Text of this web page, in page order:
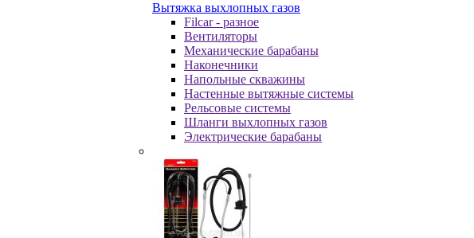
Вытяжка выхлопных газов
Filcar - разное
Вентиляторы
Механические барабаны
Наконечники
Напольные скважины
Настенные вытяжные системы
Рельсовые системы
Шланги выхлопных газов
Электрические барабаны